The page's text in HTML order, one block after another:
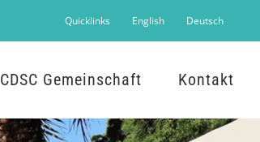
Quicklinks English Deutsch
CDSC Gemeinschaft Kontakt